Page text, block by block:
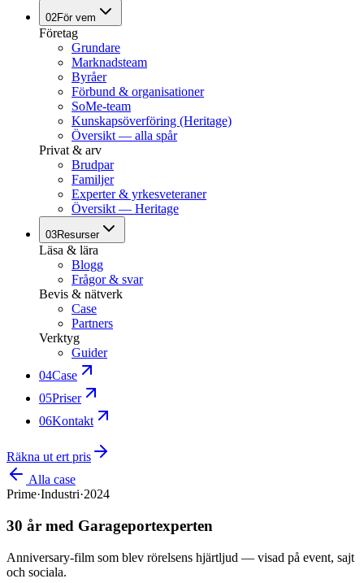
02För vem
Företag
Grundare
Marknadsteam
Byråer
Förbund & organisationer
SoMe-team
Kunskapsöverföring (Heritage)
Översikt — alla spår
Privat & arv
Brudpar
Familjer
Experter & yrkesveteraner
Översikt — Heritage
03Resurser
Läsa & lära
Blogg
Frågor & svar
Bevis & nätverk
Case
Partners
Verktyg
Guider
04Case
05Priser
06Kontakt
Räkna ut ert pris
Alla case
Prime·Industri·2024
30 år med Garageportexperten
Anniversary-film som blev rörelsens hjärtljud — visad på event, sajt
och sociala.